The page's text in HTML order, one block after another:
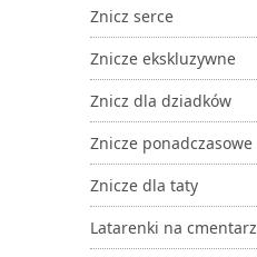
Znicz serce
Znicze ekskluzywne
Znicz dla dziadków
Znicze ponadczasowe
Znicze dla taty
Latarenki na cmentarz